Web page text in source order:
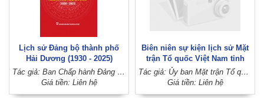
Lịch sử Đảng bộ thành phố
Hải Dương (1930 - 2025)
Tác giả: Ban Chấp hành Đảng bộ thành phố Hải Dương, Đảng bộ tỉnh Hải Dương
Giá tiền: Liên hệ
Biên niên sự kiện lịch sử Mặt
trận Tổ quốc Việt Nam tỉnh
Đồng Tháp (1962 - 2020) Tác giả: Ủy ban Mặt trận Tổ quốc Việt Nam tỉnh Đồng Tháp
Giá tiền: Liên hệ